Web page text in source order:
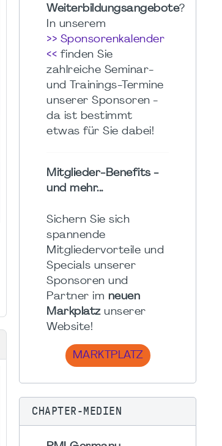
Weiterbildungsangebote?
In unserem
>> Sponsorenkalender
<< finden Sie
zahlreiche Seminar-
und Trainings-Termine
unserer Sponsoren -
da ist bestimmt
etwas für Sie dabei!
Mitglieder-Benefits -
und mehr...
Sichern Sie sich
spannende
Mitgliedervorteile und
Specials unserer
Sponsoren und
Partner im neuen
Markplatzunserer
Website!
MARKTPLATZ
CHAPTER-MEDIEN